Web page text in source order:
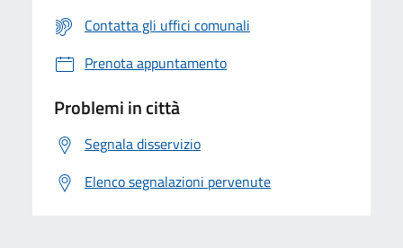
Contatta gli uffici comunali
Prenota appuntamento
Problemi in città
Segnala disservizio
Elenco segnalazioni pervenute